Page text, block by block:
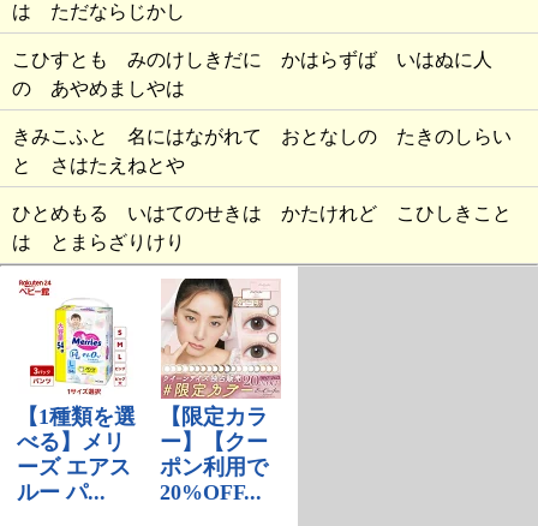
は ただならじかし
こひすとも みのけしきだに かはらずば いはぬに人
の あやめましやは
きみこふと 名にはながれて おとなしの たきのしらい
と さはたえねとや
ひとめもる いはてのせきは かたけれど こひしきこと
は とまらざりけり